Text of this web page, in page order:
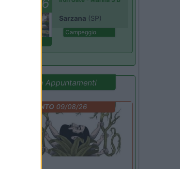
8.6
Sarzana (SP)
Campeggio
Promo e Appuntamenti
EVENTO09/08/26